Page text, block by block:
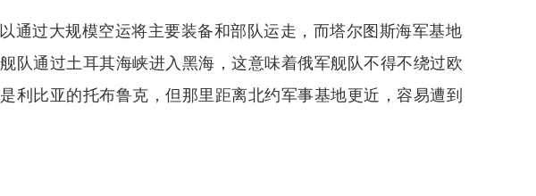
通过大规模空运将主要装备和部队运走，而塔尔图斯海军基地
队通过土耳其海峡进入黑海，这意味着俄军舰队不得不绕过欧
利比亚的托布鲁克，但那里距离北约军事基地更近，容易遭到